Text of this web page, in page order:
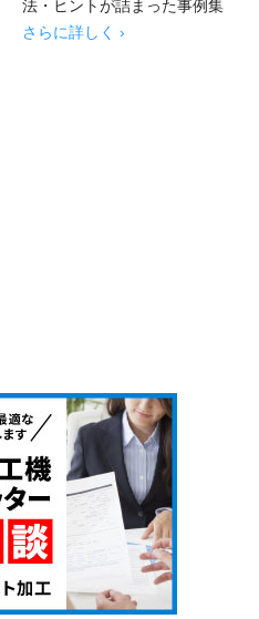
法・ヒントが詰まった事例集
さらに詳しく ›